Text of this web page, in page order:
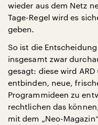
wieder aus dem Netz
Tage-Regel wird es
geben.
So ist die
insgesamt zwar
gesagt: diese wird
entbinden, neue,
Programmideen zu
rechtlichen das
mit dem „Neo-